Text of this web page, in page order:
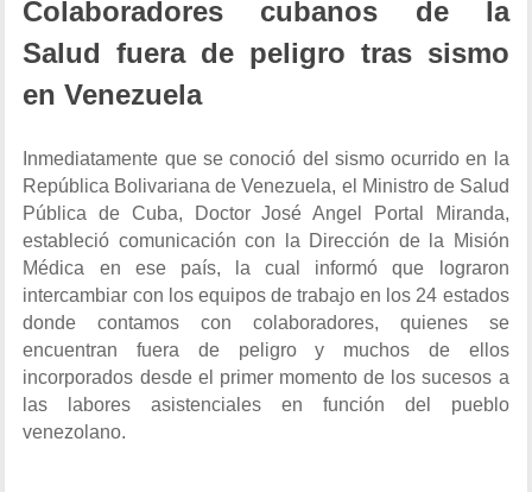
Colaboradores cubanos de la
Salud fuera de peligro tras sismo
en Venezuela
Inmediatamente que se conoció del sismo ocurrido en la
República Bolivariana de Venezuela, el Ministro de Salud
Pública de Cuba, Doctor José Angel Portal Miranda,
estableció comunicación con la Dirección de la Misión
Médica en ese país, la cual informó que lograron
intercambiar con los equipos de trabajo en los 24 estados
donde contamos con colaboradores, quienes se
encuentran fuera de peligro y muchos de ellos
incorporados desde el primer momento de los sucesos a
las labores asistenciales en función del pueblo
venezolano.